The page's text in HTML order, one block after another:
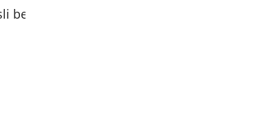
berkualitas tinggi dengan harga terjangkau